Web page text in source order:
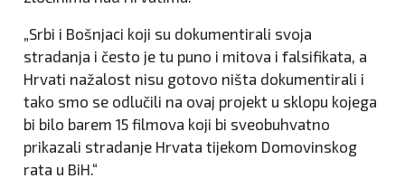
„Srbi i Bošnjaci koji su dokumentirali svoja
stradanja i često je tu puno i mitova i falsifikata, a
Hrvati nažalost nisu gotovo ništa dokumentirali i
tako smo se odlučili na ovaj projekt u sklopu kojega
bi bilo barem 15 filmova koji bi sveobuhvatno
prikazali stradanje Hrvata tijekom Domovinskog
rata u BiH.“